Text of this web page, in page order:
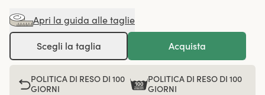
Apri la guida alle taglie
Scegli la taglia Acquista
POLITICA DI RESO DI 100
GIORNI
POLITICA DI RESO DI 100
GIORNI